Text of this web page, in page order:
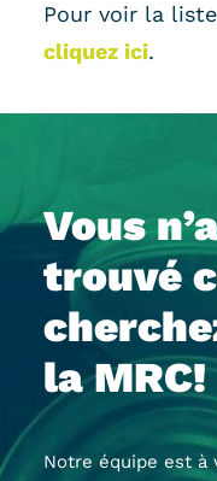
Pour voir la
cliquez ici.
Vous
trouvé
la MRC!
Notre équipe est à